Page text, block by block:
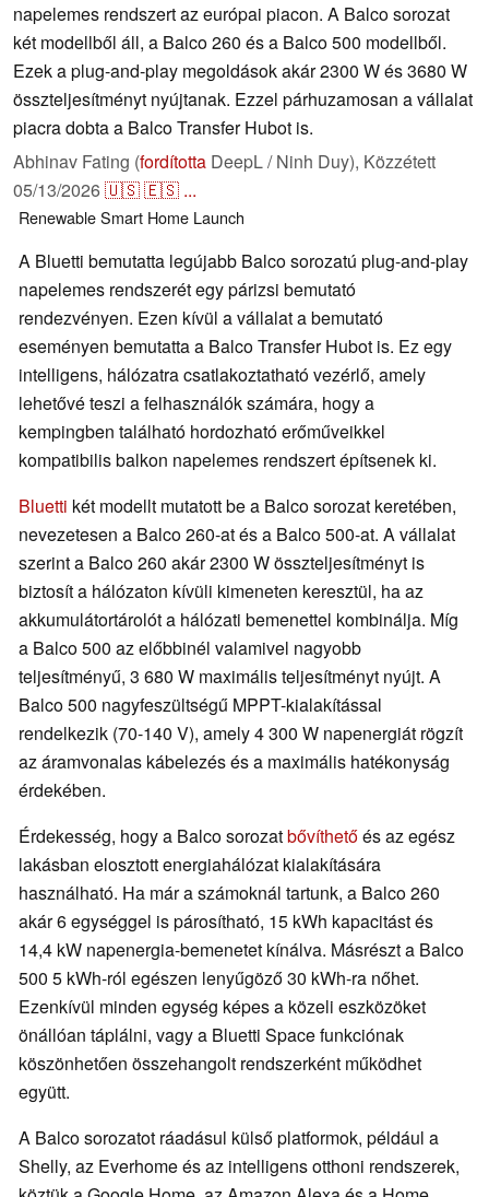
napelemes rendszert az európai piacon. A Balco sorozat
két modellből áll, a Balco 260 és a Balco 500 modellből.
Ezek a plug-and-play megoldások akár 2300 W és 3680 W
összteljesítményt nyújtanak. Ezzel párhuzamosan a vállalat
piacra dobta a Balco Transfer Hubot is.
Abhinav Fating (fordította DeepL / Ninh Duy), Közzétett
05/13/2026🇺🇸🇪🇸 ...
RenewableSmart Home Launch
A Bluetti bemutatta legújabb Balco sorozatú plug-and-play
napelemes rendszerét egy párizsi bemutató
rendezvényen. Ezen kívül a vállalat a bemutató
eseményen bemutatta a Balco Transfer Hubot is. Ez egy
intelligens, hálózatra csatlakoztatható vezérlő, amely
lehetővé teszi a felhasználók számára, hogy a
kempingben található hordozható erőműveikkel
kompatibilis balkon napelemes rendszert építsenek ki.
Bluetti két modellt mutatott be a Balco sorozat keretében,
nevezetesen a Balco 260-at és a Balco 500-at. A vállalat
szerint a Balco 260 akár 2300 W összteljesítményt is
biztosít a hálózaton kívüli kimeneten keresztül, ha az
akkumulátortárolót a hálózati bemenettel kombinálja. Míg
a Balco 500 az előbbinél valamivel nagyobb
teljesítményű, 3 680 W maximális teljesítményt nyújt. A
Balco 500 nagyfeszültségű MPPT-kialakítással
rendelkezik (70-140 V), amely 4 300 W napenergiát rögzít
az áramvonalas kábelezés és a maximális hatékonyság
érdekében.
Érdekesség, hogy a Balco sorozatbővíthetőés az egész
lakásban elosztott energiahálózat kialakítására
használható. Ha már a számoknál tartunk, a Balco 260
akár 6 egységgel is párosítható, 15 kWh kapacitást és
14,4 kW napenergia-bemenetet kínálva. Másrészt a Balco
500 5 kWh-ról egészen lenyűgöző 30 kWh-ra nőhet.
Ezenkívül minden egység képes a közeli eszközöket
önállóan táplálni, vagy a Bluetti Space funkciónak
köszönhetően összehangolt rendszerként működhet
együtt.
A Balco sorozatot ráadásul külső platformok, például a
Shelly, az Everhome és az intelligens otthoni rendszerek,